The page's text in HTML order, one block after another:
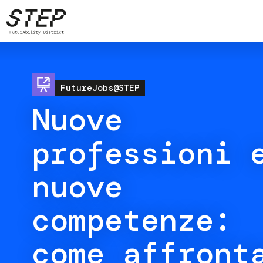
Salta
al
contenuto
Image
FutureJobs@STEP
Nuove
professioni
nuove
competenze:
come